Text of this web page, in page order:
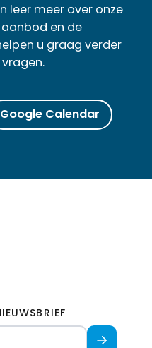
leer meer over onze
en de
u graag verder
Google Calendar